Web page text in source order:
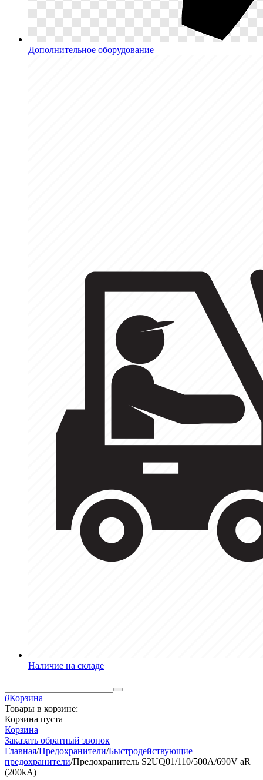
Дополнительное оборудование
Наличие на складе
0Корзина
Товары в корзине:
Корзина пуста
Корзина
Заказать обратный звонок
Главная/Предохранители/Быстродействующие
предохранители/Предохранитель S2UQ01/110/500A/690V aR
(200kA)